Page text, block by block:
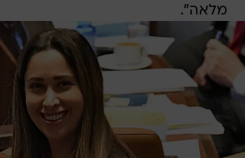
מלאה".